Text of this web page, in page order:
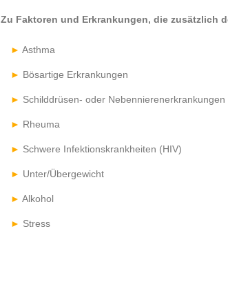
Zu Faktoren und Erkrankungen, die zusätzlich
Asthma
Bösartige Erkrankungen
Schilddrüsen- oder Nebennierenerkrankungen
Rheuma
Schwere Infektionskrankheiten (HIV)
Unter/Übergewicht
Alkohol
Stress